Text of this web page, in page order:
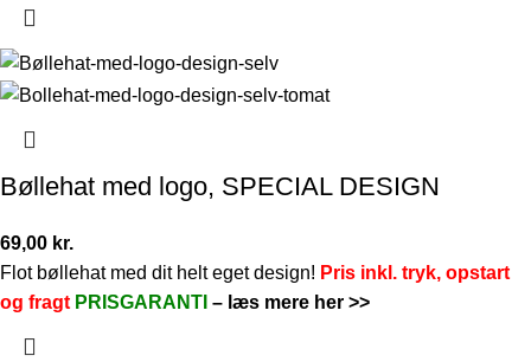
Bøllehat med logo, SPECIAL DESIGN
69,00 kr.
Flot bøllehat med dit helt eget design! Pris inkl. tryk, opstart
og fragt PRISGARANTI – læs mere her >>